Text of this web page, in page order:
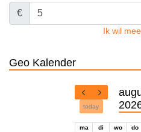
€
Ik wil
Geo Kalender
today
ma di wo do